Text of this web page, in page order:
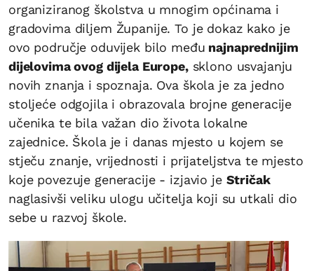
organiziranog školstva u mnogim općinama i
gradovima diljem Županije. To je dokaz kako je
ovo područje oduvijek bilo među najnaprednijim
dijelovima ovog dijela Europe,sklono usvajanju
novih znanja i spoznaja. Ova škola je za jedno
stoljeće odgojila i obrazovala brojne generacije
učenika te bila važan dio života lokalne
zajednice. Škola je i danas mjesto u kojem se
stječu znanje, vrijednosti i prijateljstva te mjesto
koje povezuje generacije - izjavio je Stričak
naglasivši veliku ulogu učitelja koji su utkali dio
sebe u razvoj škole.